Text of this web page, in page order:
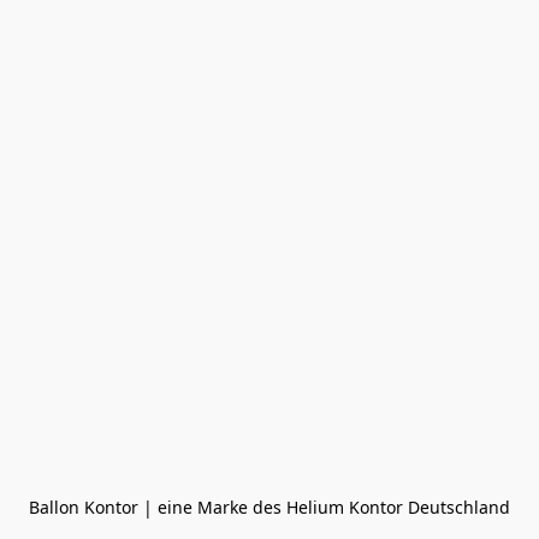
Ballon Kontor | eine Marke des Helium Kontor Deutschland